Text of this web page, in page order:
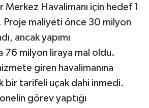
Merkez Havalimanı için hedef 1
maliyeti önce 30 milyon
ancak yapımı
76 milyon liraya mal oldu.
giren havalimanına
bir tarifeli uçak dahi inmedi.
görev yaptığı